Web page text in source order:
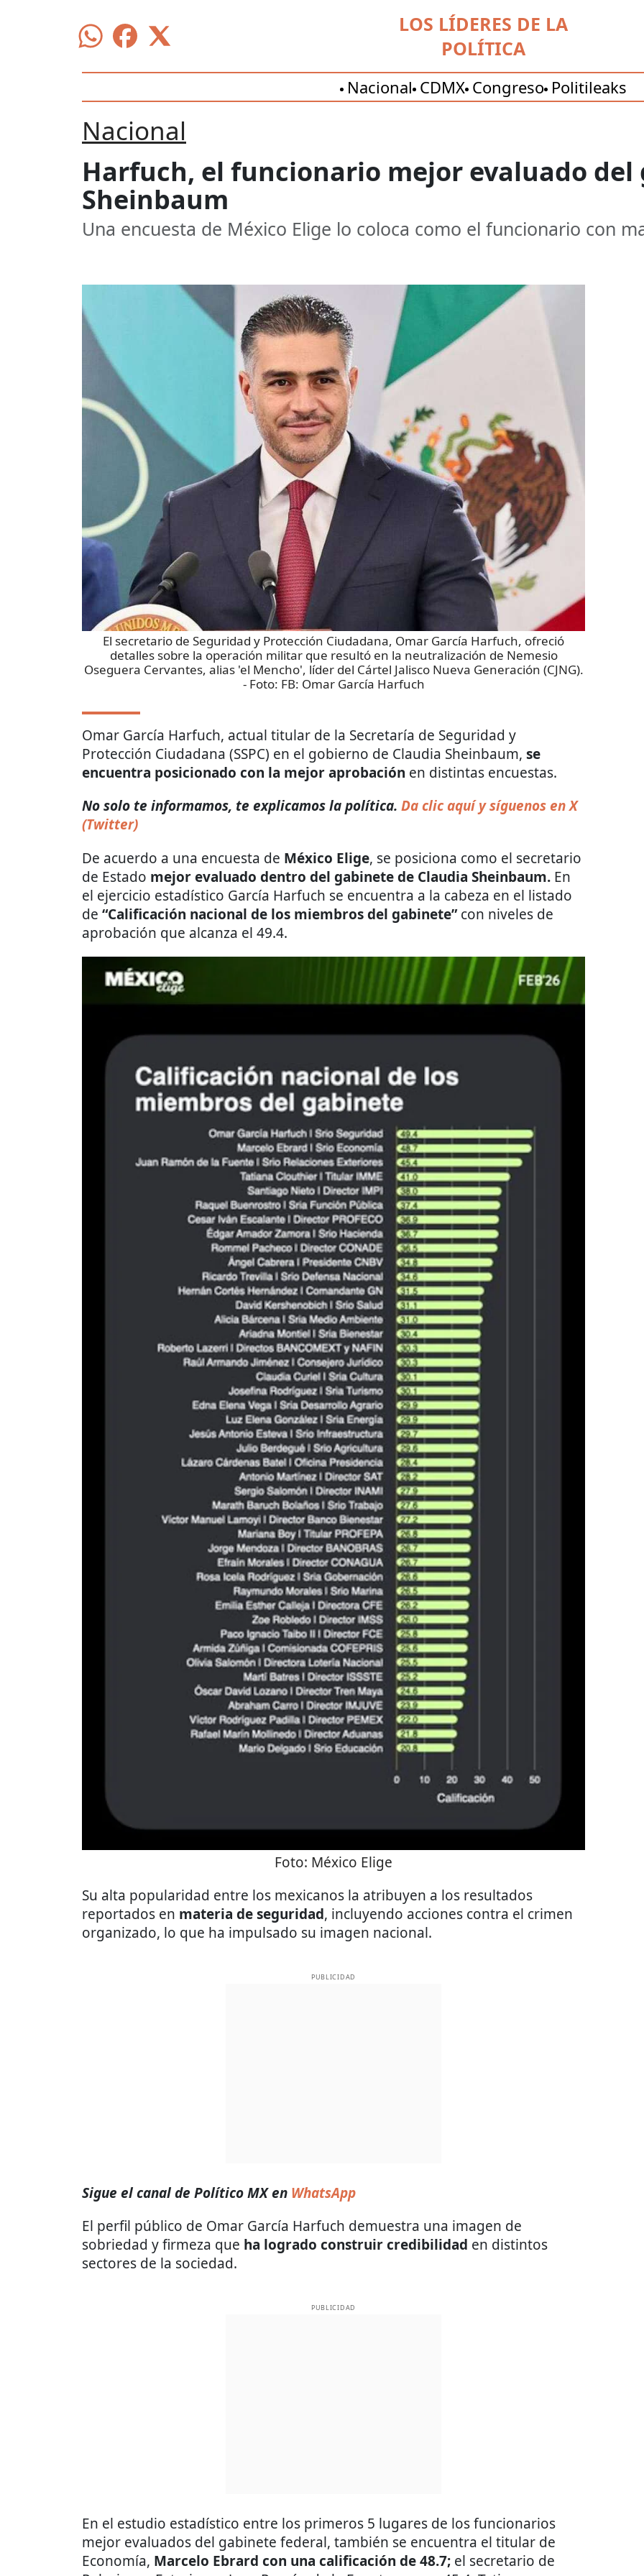
LOS LÍDERES DE LA
POLÍTICA
Nacional CDMX Congreso Politileaks
Nacional
Harfuch, el funcionario mejor evaluado del
Sheinbaum
Una encuesta de México Elige lo coloca como el funcionario con
El secretario de Seguridad y Protección Ciudadana, Omar García Harfuch, ofreció
detalles sobre la operación militar que resultó en la neutralización de Nemesio
Oseguera Cervantes, alias 'el Mencho', líder del Cártel Jalisco Nueva Generación (CJNG).
- Foto: FB: Omar García Harfuch
Omar García Harfuch, actual titular de la Secretaría de Seguridad y
Protección Ciudadana (SSPC) en el gobierno de Claudia Sheinbaum, se
encuentra posicionado con la mejor aprobación en distintas encuestas.
No solo te informamos, te explicamos la política. Da clic aquí y síguenos en X
(Twitter)
De acuerdo a una encuesta de México Elige, se posiciona como el secretario
de Estado mejor evaluado dentro del gabinete de Claudia Sheinbaum. En
el ejercicio estadístico García Harfuch se encuentra a la cabeza en el listado
de “Calificación nacional de los miembros del gabinete”con niveles de
aprobación que alcanza el 49.4.
Foto: México Elige
Su alta popularidad entre los mexicanos la atribuyen a los resultados
reportados en materia de seguridad, incluyendo acciones contra el crimen
organizado, lo que ha impulsado su imagen nacional.
PUBLICIDAD
Sigue el canal de Político MX en WhatsApp
El perfil público de Omar García Harfuch demuestra una imagen de
sobriedad y firmeza que ha logrado construir credibilidad en distintos
sectores de la sociedad.
PUBLICIDAD
En el estudio estadístico entre los primeros 5 lugares de los funcionarios
mejor evaluados del gabinete federal, también se encuentra el titular de
Economía, Marcelo Ebrard con una calificación de 48.7; el secretario de